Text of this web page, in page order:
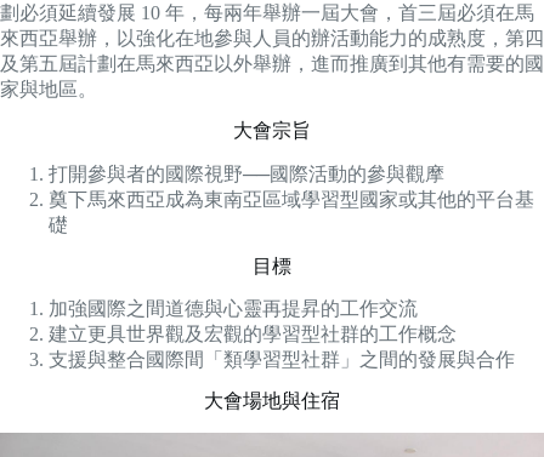
劃必須延續發展 10 年，每兩年舉辦一屆大會，首三屆必須在馬
來西亞舉辦，以強化在地參與人員的辦活動能力的成熟度，第四
及第五屆計劃在馬來西亞以外舉辦，進而推廣到其他有需要的國
家與地區。
大會宗旨
打開參與者的國際視野──國際活動的參與觀摩
奠下馬來西亞成為東南亞區域學習型國家或其他的平台基
礎
目標
加強國際之間道德與心靈再提昇的工作交流
建立更具世界觀及宏觀的學習型社群的工作概念
支援與整合國際間「類學習型社群」之間的發展與合作
大會場地與住宿